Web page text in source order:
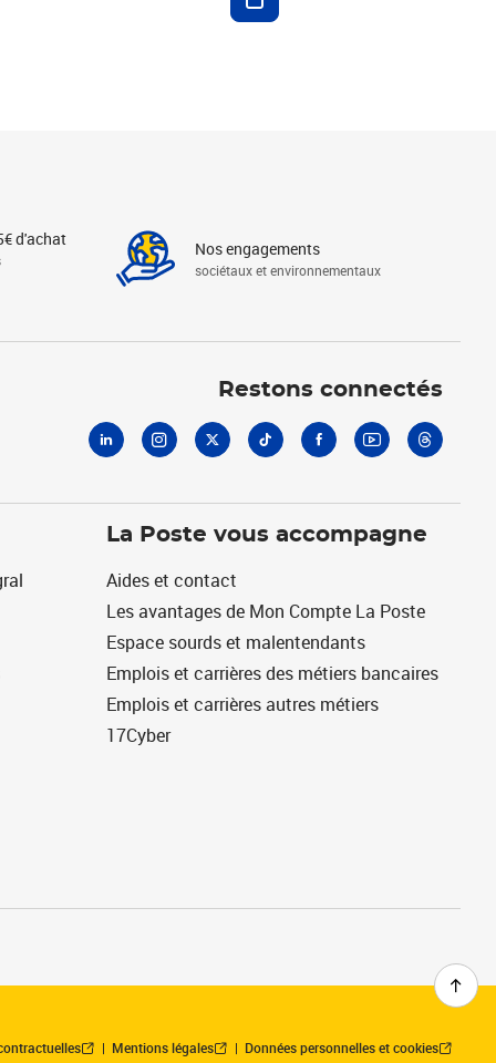
d'achat Nos engagements
sociétaux et environnementaux
Restons connectés
La Poste vous accompagne
Aides et contact
Les avantages de Mon Compte La Poste
Espace sourds et malentendants
Emplois et carrières des métiers bancaires
Emplois et carrières autres métiers
17Cyber
Mentions légales Données personnelles et cookies